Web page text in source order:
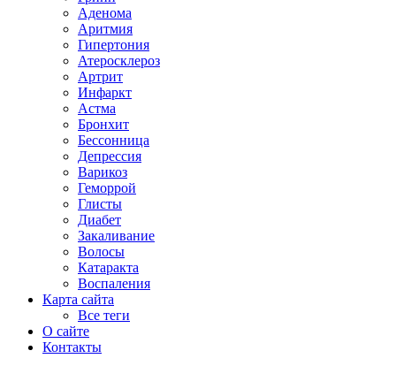
Аденома
Аритмия
Гипертония
Атеросклероз
Артрит
Инфаркт
Астма
Бронхит
Бессонница
Депрессия
Варикоз
Геморрой
Глисты
Диабет
Закаливание
Волосы
Катаракта
Воспаления
Карта сайта
Все теги
О сайте
Контакты